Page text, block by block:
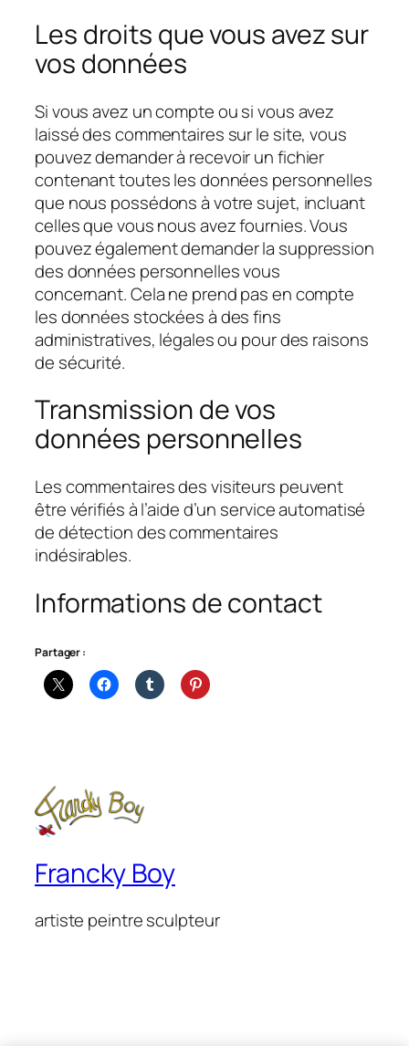
Les droits que vous avez sur
vos données
Si vous avez un compte ou si vous avez
laissé des commentaires sur le site, vous
pouvez demander à recevoir un fichier
contenant toutes les données personnelles
que nous possédons à votre sujet, incluant
celles que vous nous avez fournies. Vous
pouvez également demander la suppression
des données personnelles vous
concernant. Cela ne prend pas en compte
les données stockées à des fins
administratives, légales ou pour des raisons
de sécurité.
Transmission de vos
données personnelles
Les commentaires des visiteurs peuvent
être vérifiés à l’aide d’un service automatisé
de détection des commentaires
indésirables.
Informations de contact
Partager :
Francky Boy
artiste peintre sculpteur